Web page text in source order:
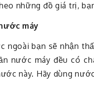
những đồ giá trị,
máy
ngoài bạn sẽ nhận
nước máy đều có
này. Hãy dùng